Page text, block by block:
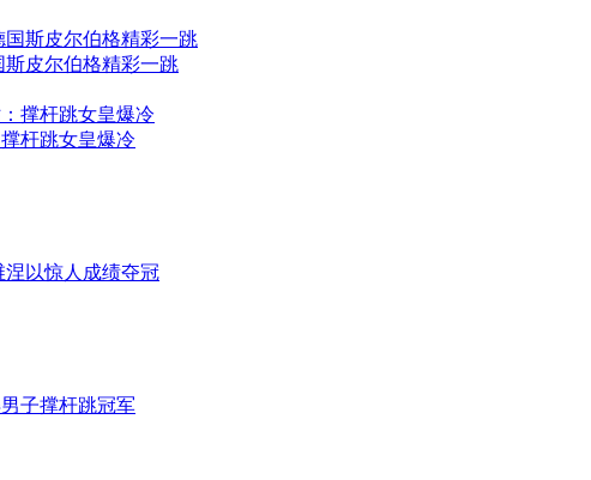
皮尔伯格精彩一跳
杆跳女皇爆冷
以惊人成绩夺冠
子撑杆跳冠军